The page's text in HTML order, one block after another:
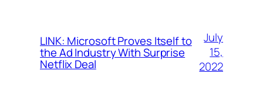
LINK: Microsoft Proves Itself to
the Ad Industry With Surprise
Netflix Deal
July
15,
2022